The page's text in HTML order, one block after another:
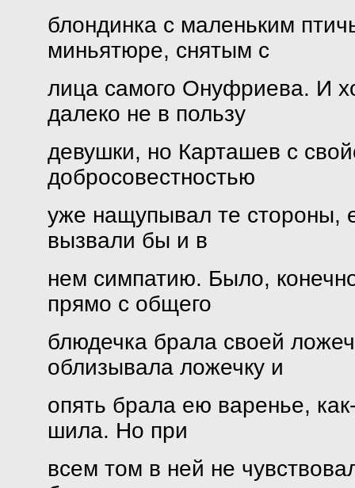
блондинка с маленьким
миньятюре, снятым с
лица самого Онуфриева. И
далеко не в пользу
девушки, но Карташев с
добросовестностью
уже нащупывал те стороны,
вызвали бы и в
нем симпатию. Было,
прямо с общего
блюдечка брала своей
облизывала ложечку и
опять брала ею варенье,
шила. Но при
всем том в ней не